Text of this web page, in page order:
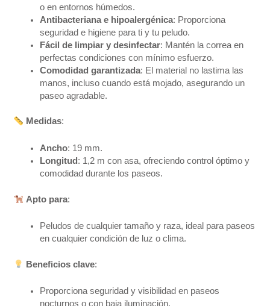
o en entornos húmedos.
Antibacteriana e hipoalergénica: Proporciona
seguridad e higiene para ti y tu peludo.
Fácil de limpiar y desinfectar: Mantén la correa en
perfectas condiciones con mínimo esfuerzo.
Comodidad garantizada: El material no lastima las
manos, incluso cuando está mojado, asegurando un
paseo agradable.
Medidas:
Ancho: 19 mm.
Longitud : 1,2 m con asa, ofreciendo control óptimo y
comodidad durante los paseos.
Apto para:
Peludos de cualquier tamaño y raza, ideal para paseos
en cualquier condición de luz o clima.
Beneficios clave:
Proporciona seguridad y visibilidad en paseos
nocturnos o con baja iluminación.